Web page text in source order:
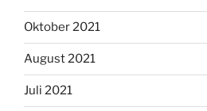
Oktober 2021
August 2021
Juli 2021